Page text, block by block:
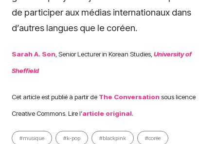
de participer aux médias internationaux dans
d’autres langues que le coréen.
Sarah A. Son , Senior Lecturer in Korean Studies, University of
Sheffield
Cet article est publié à partir de The Conversation sous licence
Creative Commons. Lire l’article original.
#musique #k-pop #blackpink #corée